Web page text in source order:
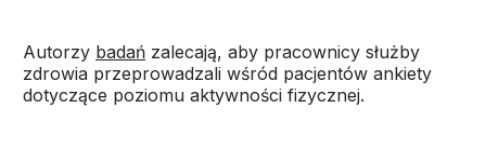
Autorzy badań zalecają, aby pracownicy służby
zdrowia przeprowadzali wśród pacjentów ankiety
dotyczące poziomu aktywności fizycznej.